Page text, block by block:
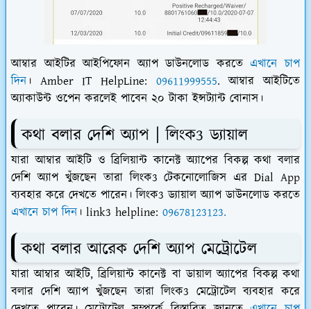
আম্বার আইটির আইপিফোন অ্যাপ ডাউনলোড করতেএখানে চাপ
দিন । Amber IT HelpLine: 09611999555. আম্বার আইটিতে
অ্যাকাউন্ট ওপেন করলেই পাবেন ২০ টাকা ইন্সট্যান্ট বোনাস।
কথা বলার দেশি অ্যাপ | লিংক3 ড্যায়াল
যারা আম্বার আইটি ও ব্রিলিয়ান্ট কানেক্ট অ্যাপের বিকল্প কথা বলার
দেশি অ্যাপ খুঁজছেন তারা লিংক3 টেকনোলোজিস এর Dial App
ব্যবহার করে দেখতে পারেন। লিংক3 ড্যায়াল অ্যাপ ডাউনলোড করতে
এখানে চাপ দিন । link3 helpline: 09678123123.
কথা বলার আরেক দেশি অ্যাপ মেট্রোটেল
যারা আম্বার আইটি, ব্রিলিয়ান্ট কানেক্ট বা ডায়াল অ্যাপের বিকল্প কথা
বলার দেশি অ্যাপ খুঁজছেন তারা লিংক3 মেট্রোটেল ব্যবহার করে